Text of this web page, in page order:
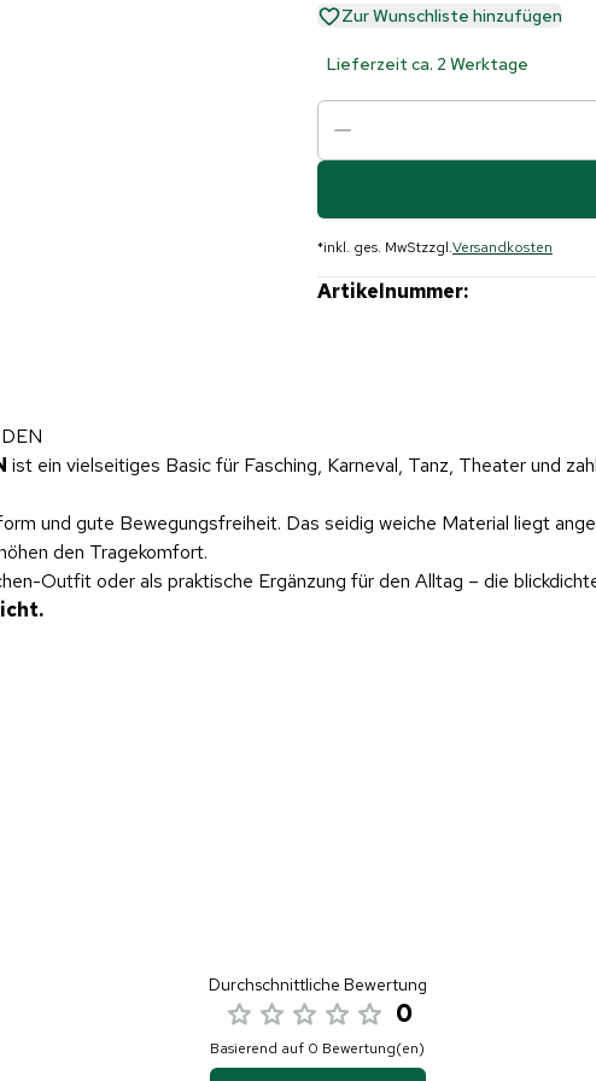
Zur Wunschliste hinzufügen
Lieferzeit ca. 2 Werktage
*inkl. ges. MwStzzgl.Versandkosten
Artikelnummer:
ist ein vielseitiges Basic für Fasching, Karneval, Tanz, Theater und
und gute Bewegungsfreiheit. Das seidig weiche Material liegt
den Tragekomfort.
Outfit oder als praktische Ergänzung für den Alltag – die
Durchschnittliche Bewertung
0
Basierend auf 0 Bewertung(en)